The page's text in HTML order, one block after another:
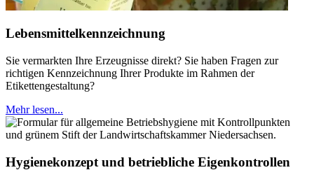
Lebensmittelkennzeichnung
Sie vermarkten Ihre Erzeugnisse direkt? Sie haben Fragen zur
richtigen Kennzeichnung Ihrer Produkte im Rahmen der
Etikettengestaltung?
Mehr lesen...
Hygienekonzept und betriebliche Eigenkontrollen